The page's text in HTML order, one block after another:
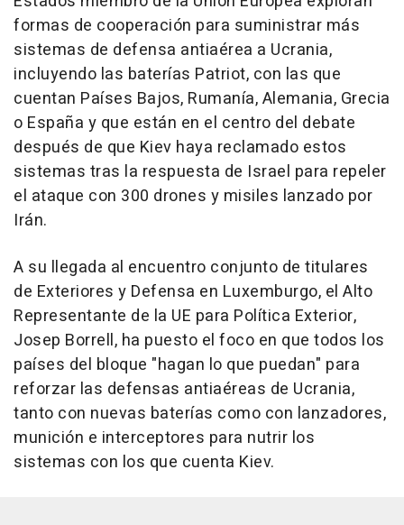
formas de cooperación para suministrar más
sistemas de defensa antiaérea a Ucrania,
incluyendo las baterías Patriot, con las que
cuentan Países Bajos, Rumanía, Alemania, Grecia
o España y que están en el centro del debate
después de que Kiev haya reclamado estos
sistemas tras la respuesta de Israel para repeler
el ataque con 300 drones y misiles lanzado por
Irán.
A su llegada al encuentro conjunto de titulares
de Exteriores y Defensa en Luxemburgo, el Alto
Representante de la UE para Política Exterior,
Josep Borrell, ha puesto el foco en que todos los
países del bloque "hagan lo que puedan" para
reforzar las defensas antiaéreas de Ucrania,
tanto con nuevas baterías como con lanzadores,
munición e interceptores para nutrir los
sistemas con los que cuenta Kiev.